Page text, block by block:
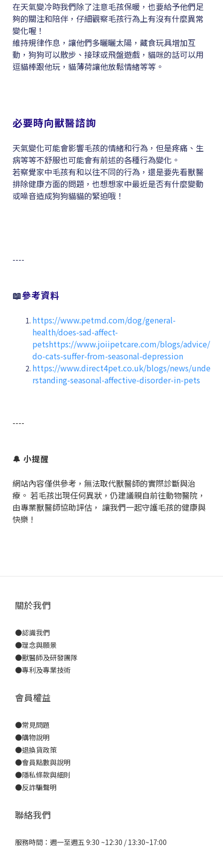
在天氣變冷時我們除了注意毛孩保暖，也要給予他們足
夠的關注和陪伴，仔細觀察毛孩行為上有沒有什麼異常
變化喔！
維持規律作息，讓他們多曬曬太陽，藏食玩具增加互
動，狗狗可以散步、接球或飛盤遊戲，貓咪的話可以用
逗貓棒跟他玩，貓薄荷讓他放鬆情緒等等。
必要時向獸醫諮詢
天氣變化可能會影響毛孩的情緒和行為，但是疼痛、生
病等等不舒服也可能會有前述的各種行為變化。
若察覺家中毛孩有和以往不同的行為，還是要先看獸醫
排除健康方面的問題，也想想家中最近是否有什麼變動
或噪音造成狗狗貓貓的緊迫哦！
----
📖參考資料
https://www.petmd.com/dog/general-
health/does-sad-affect-
petshttps://www.joiipetcare.com/blogs/advice/
do-cats-suffer-from-seasonal-depression
https://www.direct4pet.co.uk/blogs/news/unde
rstanding-seasonal-affective-disorder-in-pets
----
🔔 小提醒
網站內容僅供參考，無法取代獸醫師的實際診斷與治
療。 若毛孩出現任何異狀，仍建議親自前往動物醫院，
由專業獸醫師協助評估， 讓我們一起守護毛孩的健康與
快樂 !
關於我們
●認識我們
●理念與願景
●獸醫師及研發團隊
●專利及專業技術
會員權益
●常見問題
●購物說明
●退換貨政策
●會員點數與說明
●隱私條款與細則
●反詐騙聲明
聯絡我們
服務時間：週一至週五 9:30 ~12:30 / 13:30~17:00